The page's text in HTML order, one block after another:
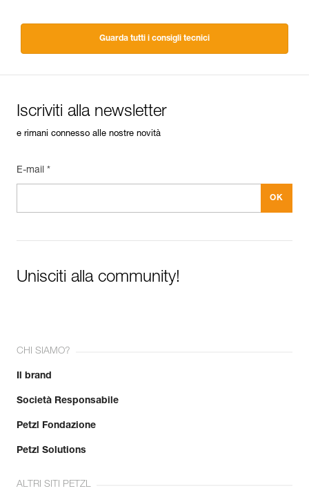
Guarda tutti i consigli tecnici
Iscriviti alla newsletter
e rimani connesso alle nostre novità
E-mail *
Unisciti alla community!
CHI SIAMO?
Il brand
Società Responsabile
Petzl Fondazione
Petzl Solutions
ALTRI SITI PETZL